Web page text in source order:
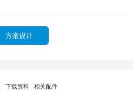
方案设计
下载资料 相关配件